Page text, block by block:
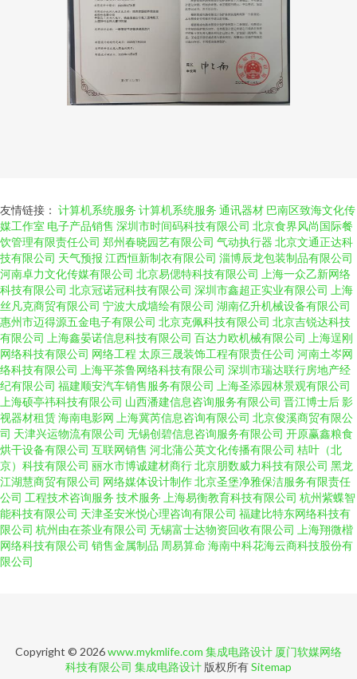
友情链接： 计算机系统服务 计算机系统服务 通讯器材 巴南区致海文化传
媒工作室 电子产品销售 深圳市时间码科技有限公司 北京食界风尚国际餐
饮管理有限责任公司 郑州春晓园艺有限公司 气动执行器 北京文通正达科
技有限公司 天气预报 江西恒新制衣有限公司 淄博辰龙包装制品有限公司
河南卓力文化传媒有限公司 北京易偲特科技有限公司
上海一众乙新网络
科技有限公司 北京冠诺冠科技有限公司 深圳市鑫超正实业有限公司
上海
丝凡克商贸有限公司 宁波大成墙绘有限公司 湖南亿升机械设备有限公司
惠州市迈得源五金电子有限公司 北京克佩科技有限公司 北京吉锐达科技
有限公司
上海鑫晏诺信息科技有限公司 百达力欧机械有限公司
上海逞刚
网络科技有限公司 网络工程 太原三晟装饰工程有限责任公司 河南土岑网
络科技有限公司
上海平茶鲁网络科技有限公司 深圳市瑞达联行房地产经
纪有限公司 福建顺安汽车销售服务有限公司
上海圣添园林景观有限公司
上海硕亭祎科技有限公司 山西潘建信息咨询服务有限公司 晋江博士后影
视器材租赁海南电影网 上海冀芮信息咨询有限公司 北京俊溪商贸有限公
司 天津兴运物流有限公司 无锡创碧信息咨询服务有限公司 开原赢鑫粮食
烘干设备有限公司 互联网销售 河北蒲公英文化传播有限公司 桔叶（北
京）科技有限公司 丽水市博诚建材商行北京朋数威力科技有限公司 黑龙
江湖慧商贸有限公司 网络媒体设计制作北京圣堡净雅保洁服务有限责任
公司 工程技术咨询服务 技术服务 上海易衡教育科技有限公司 杭州紫蝶智
能科技有限公司 天津圣安米悦心理咨询有限公司 福建比特东网络科技有
限公司 杭州由在茶业有限公司 无锡富士达物资回收有限公司
上海翔微楷
网络科技有限公司 销售金属制品 周易算命 海南中科花海云商科技股份有
限公司
Copyright © 2026www.mykmlife.com 集成电路设计 厦门软媒网络
科技有限公司 集成电路设计 版权所有Sitemap